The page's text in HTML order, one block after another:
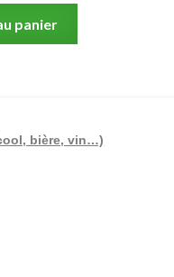
panier
bière, vin…)